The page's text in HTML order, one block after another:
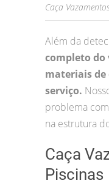
Caça
Além da
completo do
materiais
serviço.
problema
na estrutura
Caça
Piscinas